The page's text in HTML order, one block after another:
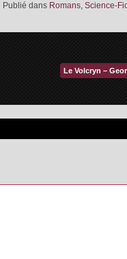
Publié dans Romans, Science-
Le Volcryn –